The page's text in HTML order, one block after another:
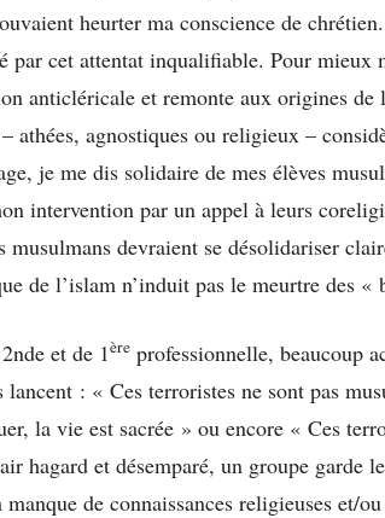
heurter ma conscience de
par cet attentat inqualifiable. Pour mieux
anticléricale et remonte aux origines de
athées, agnostiques ou religieux –
je me dis solidaire de mes élèves
intervention par un appel à leurs
musulmans devraient se désolidariser
de l’islam n’induit pas le meurtre des «
et de 1ère professionnelle, beaucoup
lancent : « Ces terroristes ne sont pas
la vie est sacrée » ou encore « Ces
hagard et désemparé, un groupe garde
manque de connaissances religieuses et/